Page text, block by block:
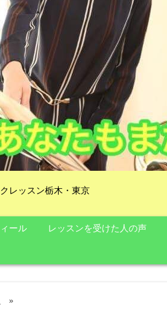
レッスン栃木・東京
ール レッスンを受けた人の声
»